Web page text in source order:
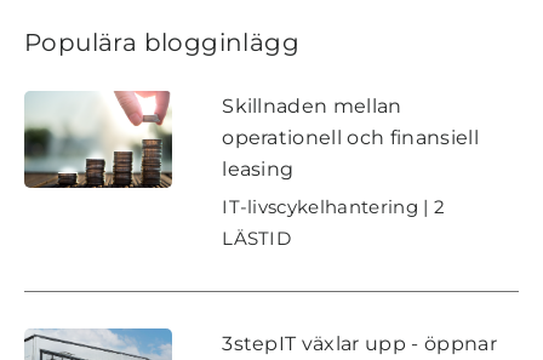
Populära blogginlägg
Skillnaden mellan
operationell och finansiell
leasing
IT-livscykelhantering | 2
LÄSTID
3stepIT växlar upp - öppnar